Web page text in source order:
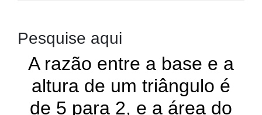
Pesquise aqui
A razão entre a base e a
altura de um triângulo é
de 5 para 2, e a área do